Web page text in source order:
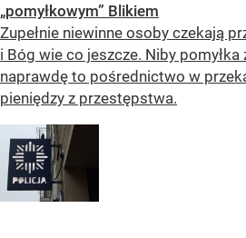
„pomyłkowym” Blikiem
Zupełnie niewinne osoby czekają
i Bóg wie co jeszcze. Niby
naprawdę to pośrednictwo w
pieniędzy z przestępstwa.